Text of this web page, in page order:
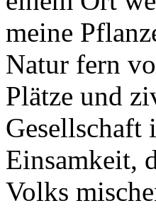
meine
Natur fern
Plätze und
Gesellschaft
Einsamkeit,
Volks